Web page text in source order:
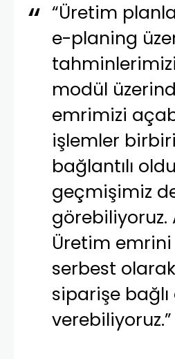
“Üretim
e-planing
modül
emrimizi
işlemler
bağlantılı
geçmişimiz
görebiliyoruz.
Üretim
serbest
siparişe
verebiliyoruz.”